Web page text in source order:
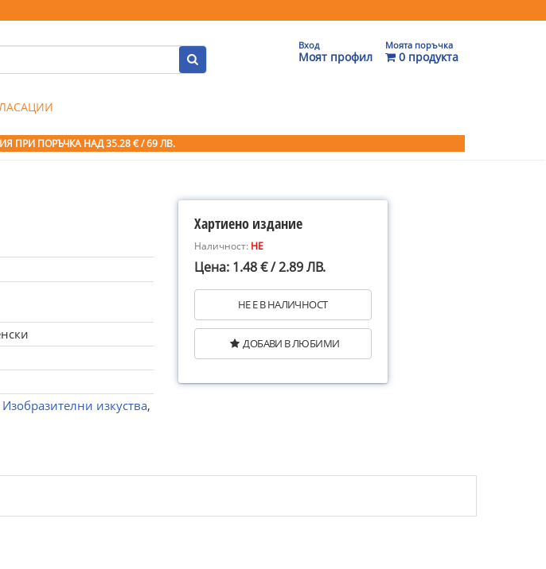
Вход
Моят профил
Моята поръчка
0 продукта
ПРИ ПОРЪЧКА НАД 35.28 € / 69 ЛВ.
Изобразителни изкуства,
Хартиено издание
Наличност: НЕ
Цена: 1.48 € / 2.89 ЛВ.
НЕ Е В НАЛИЧНОСТ
ДОБАВИ В ЛЮБИМИ